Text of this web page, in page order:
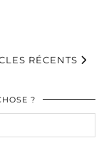
RÉCENTS
?